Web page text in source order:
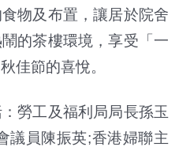
物及布置，讓居於院舍
的茶樓環境，享受「一
佳節的喜悅。
勞工及福利局局長孫玉
議員陳振英;香港婦聯主